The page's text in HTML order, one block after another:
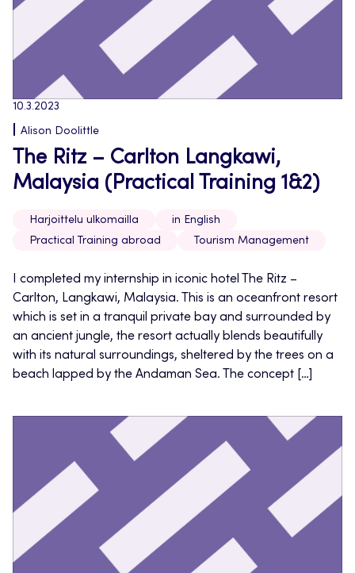
10.3.2023
Alison Doolittle
The Ritz – Carlton Langkawi,
Malaysia (Practical Training 1&2)
Harjoittelu ulkomailla
in English
Practical Training abroad
Tourism Management
I completed my internship in iconic hotel The Ritz –
Carlton, Langkawi, Malaysia. This is an oceanfront resort
which is set in a tranquil private bay and surrounded by
an ancient jungle, the resort actually blends beautifully
with its natural surroundings, sheltered by the trees on a
beach lapped by the Andaman Sea. The concept […]